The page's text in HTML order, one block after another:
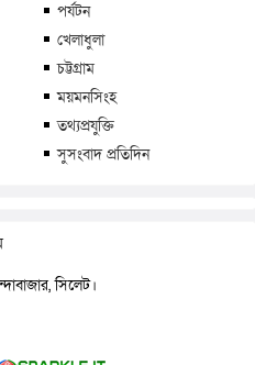
পর্যটন
খেলাধুলা
চট্টগ্রাম
ময়মনসিংহ
তথ্যপ্রযুক্তি
সুসংবাদ প্রতিদিন
সিলেট।